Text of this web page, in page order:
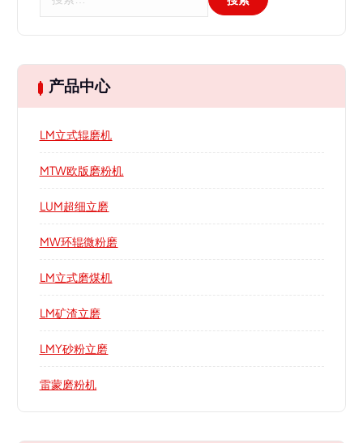
产品中心
LM立式辊磨机
MTW欧版磨粉机
LUM超细立磨
MW环辊微粉磨
LM立式磨煤机
LM矿渣立磨
LMY砂粉立磨
雷蒙磨粉机